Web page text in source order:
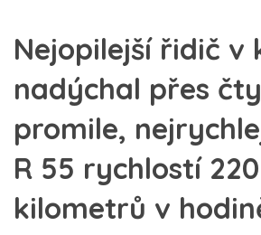
Nejopilejší řidič v
nadýchal přes
promile,
R 55 rychlostí 220
kilometrů v